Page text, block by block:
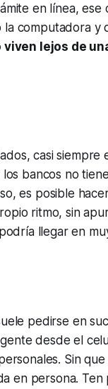
en línea, ese
computadora y
lejos de
casi siempre
bancos no
es posible
ritmo, sin
llegar en
pedirse en
desde el
Sin que
en persona.